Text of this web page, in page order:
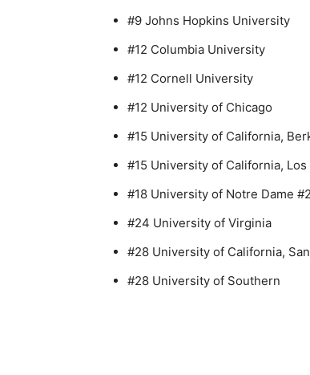
#9 Johns Hopkins University
#12 Columbia University
#12 Cornell University
#12 University of Chicago
#15 University of California,
#15 University of California, Los
#18 University of Notre Dame
#24 University of Virginia
#28 University of California,
#28 University of Southern